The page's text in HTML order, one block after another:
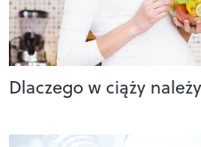
Dlaczego w ciąży